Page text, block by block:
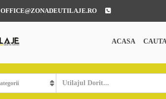
OFFICE@ZONADEUTILAJE.RO
ACASA